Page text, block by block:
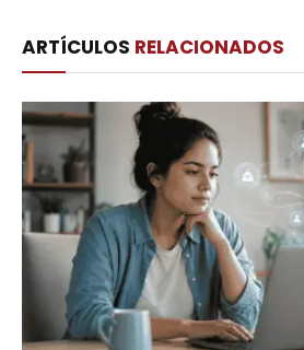
ARTÍCULOS RELACIONADOS